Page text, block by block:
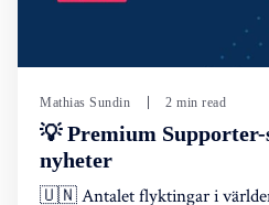
Mathias Sundin 2 min read
💡 Premium
nyheter
🇺🇳 Antalet flyktingar i